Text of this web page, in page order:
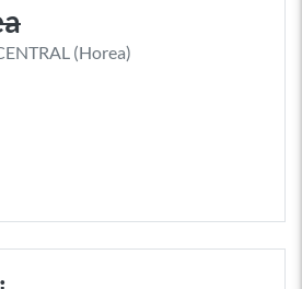
(Horea)